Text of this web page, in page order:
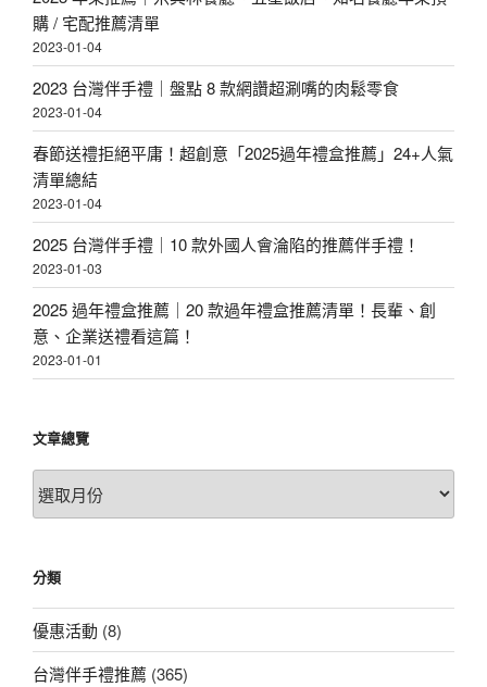
購 / 宅配推薦清單
2023-01-04
2023 台灣伴手禮｜盤點 8 款網讚超涮嘴的肉鬆零食
2023-01-04
春節送禮拒絕平庸！超創意「2025過年禮盒推薦」24+人氣
清單總結
2023-01-04
2025 台灣伴手禮｜10 款外國人會淪陷的推薦伴手禮！
2023-01-03
2025 過年禮盒推薦｜20 款過年禮盒推薦清單！長輩、創
意、企業送禮看這篇！
2023-01-01
文章總覽
文
章
分類
優惠活動 (8)
台灣伴手禮推薦 (365)